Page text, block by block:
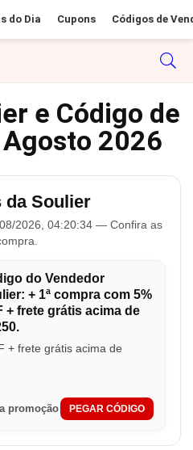
do Dia Cupons Códigos de
e Código de
2026
da Soulier
2026, 04:20:34 — Confira as
do Vendedor
+ 1ª compra com 5%
+ frete grátis acima de
+ frete grátis acima de
promoção PEGAR CÓDIGO